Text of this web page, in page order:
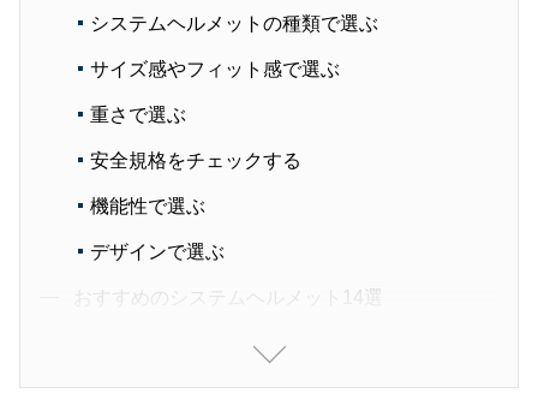
システムヘルメットの種類で選ぶ
サイズ感やフィット感で選ぶ
重さで選ぶ
安全規格をチェックする
機能性で選ぶ
デザインで選ぶ
おすすめのシステムヘルメット14選
自分に合ったシステムヘルメットを見つけよう